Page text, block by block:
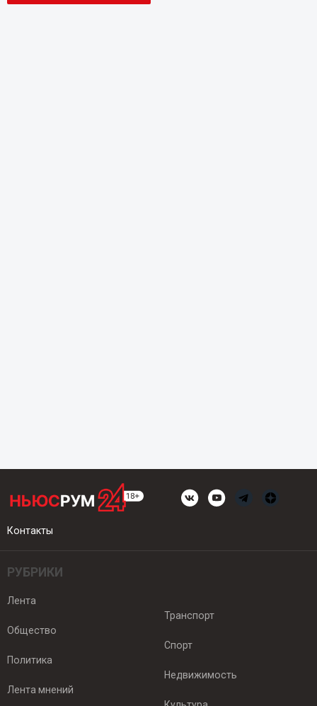
Контакты
РУБРИКИ
Лента
Общество
Политика
Лента мнений
Транспорт
Спорт
Недвижимость